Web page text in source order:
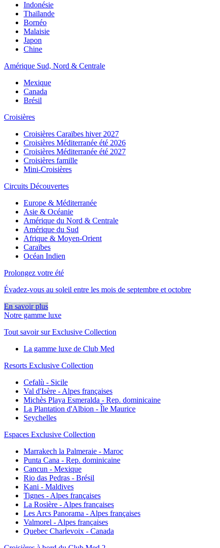
Indonésie
Thaïlande
Bornéo
Malaisie
Japon
Chine
Amérique Sud, Nord & Centrale
Mexique
Canada
Brésil
Croisières
Croisières Caraïbes hiver 2027
Croisières Méditerranée été 2026
Croisières Méditerranée été 2027
Croisières famille
Mini-Croisières
Circuits Découvertes
Europe & Méditerranée
Asie & Océanie
Amérique du Nord & Centrale
Amérique du Sud
Afrique & Moyen-Orient
Caraïbes
Océan Indien
Prolongez votre été
Évadez-vous au soleil entre les mois de septembre et octobre
En savoir plus
Notre gamme luxe
Tout savoir sur Exclusive Collection
La gamme luxe de Club Med
Resorts Exclusive Collection
Cefalù - Sicile
Val d'Isère - Alpes françaises
Michès Playa Esmeralda - Rep. dominicaine
La Plantation d'Albion - Île Maurice
Seychelles
Espaces Exclusive Collection
Marrakech la Palmeraie - Maroc
Punta Cana - Rep. dominicaine
Cancun - Mexique
Rio das Pedras - Brésil
Kani - Maldives
Tignes - Alpes françaises
La Rosière - Alpes françaises
Les Arcs Panorama - Alpes françaises
Valmorel - Alpes françaises
Quebec Charlevoix - Canada